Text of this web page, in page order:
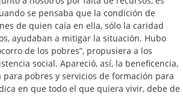
se pensaba que la condición de
de quien caía en ella, sólo la caridad
ayudaban a mitigar la situación. Hubo
de los pobres”, propusiera a los
social. Apareció, así, la beneficencia,
pobres y servicios de formación para
en que todo el que quiera vivir, debe de